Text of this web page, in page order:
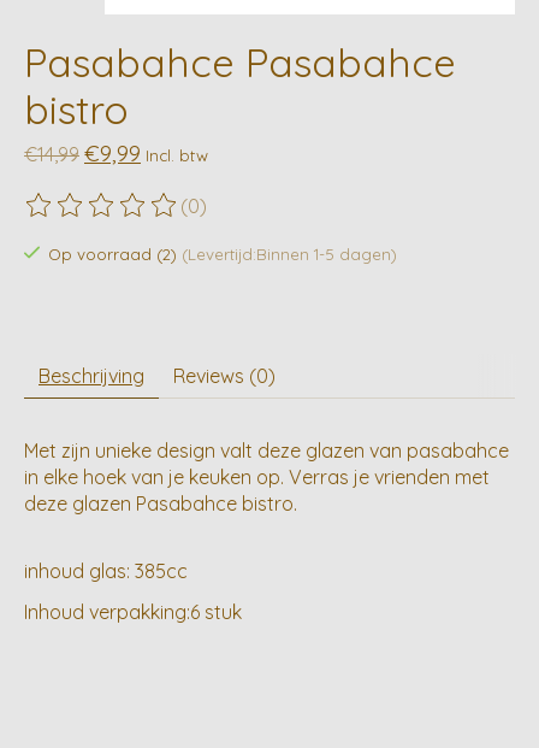
Pasabahce Pasabahce
bistro
€14,99 €9,99 Incl. btw
De beoordeling van dit product is
(0)
Op voorraad (2) (Levertijd:Binnen 1-5 dagen)
Beschrijving Reviews (0)
Met zijn unieke design valt deze glazen van pasabahce
in elke hoek van je keuken op. Verras je vrienden met
deze glazen Pasabahce bistro.
inhoud glas: 385cc
Inhoud verpakking:6 stuk